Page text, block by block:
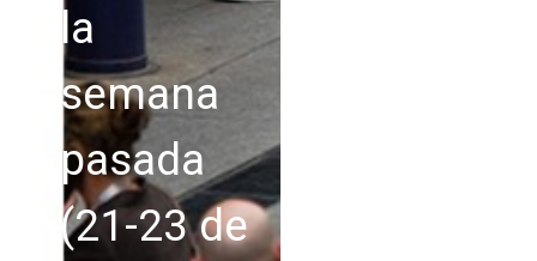
la
semana
pasada
(21-23 de